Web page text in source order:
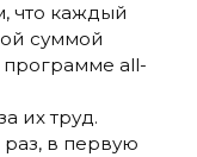
что каждый
суммой
программе all-
их труд.
в первую